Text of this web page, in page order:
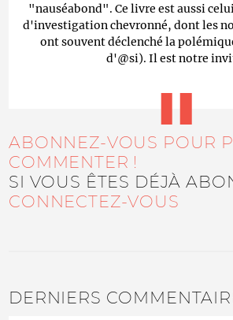
"nauséabond". Ce livre est aussi
d'investigation chevronné, dont les
ont souvent déclenché la
d'@si). Il est notre
ABONNEZ-VOUS POUR
COMMENTER !
SI VOUS ÊTES DÉJÀ
CONNECTEZ-VOUS
DERNIERS